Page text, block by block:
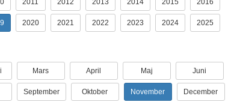
2011 2012 2013 2014 2015 2016
2020 2021 2022 2023 2024 2025
Mars April Maj Juni
September Oktober November December